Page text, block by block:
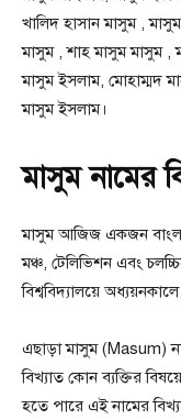
খালিদ হাসান মাসুম ,
মাসুম , শাহ মাসুম মাসুম ,
মাসুম ইসলাম, মোহাম্মদ
মাসুম ইসলাম।
মাসুম নামের
মাসুম আজিজ একজন
মঞ্চ, টেলিভিশন এবং
বিশ্ববিদ্যালয়ে অধ্যয়নকালে
এছাড়া মাসুম (Masum)
বিখ্যাত কোন ব্যক্তির
হতে পারে এই নামের